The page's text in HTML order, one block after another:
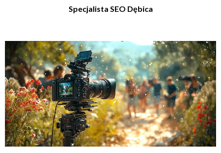
Specjalista SEO Dębica